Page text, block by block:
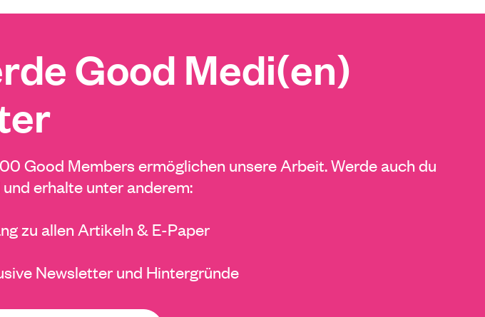
Good Medi(en)
Good Members ermöglichen unsere Arbeit. Werde auch du
erhalte unter anderem:
zu allen Artikeln & E-Paper
Newsletter und Hintergründe